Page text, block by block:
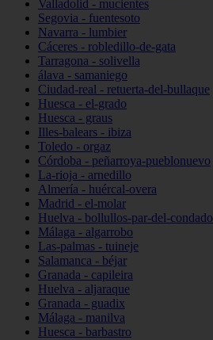
Valladolid - mucientes
Segovia - fuentesoto
Navarra - lumbier
Cáceres - robledillo-de-gata
Tarragona - solivella
álava - samaniego
Ciudad-real - retuerta-del-bullaque
Huesca - el-grado
Huesca - graus
Illes-balears - ibiza
Toledo - orgaz
Córdoba - peñarroya-pueblonuevo
La-rioja - arnedillo
Almería - huércal-overa
Madrid - el-molar
Huelva - bollullos-par-del-condado
Málaga - algarrobo
Las-palmas - tuineje
Salamanca - béjar
Granada - capileira
Huelva - aljaraque
Granada - guadix
Málaga - manilva
Huesca - barbastro